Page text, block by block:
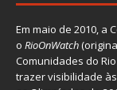
Em maio de 2010, a
o RioOnWatch
Comunidades do
trazer visibilidade